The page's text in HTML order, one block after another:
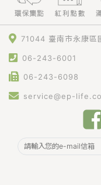
71044 臺南市永康區
06-243-6001
06-243-6098
service@ep-